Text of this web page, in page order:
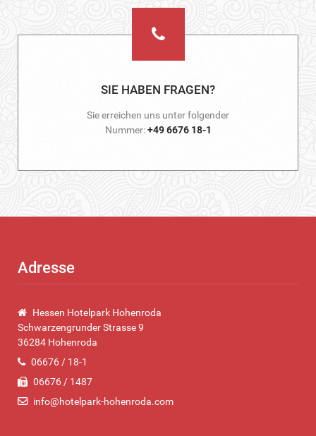
SIE HABEN FRAGEN?
Sie erreichen uns unter folgender
Nummer:+49 6676 18-1
Adresse
Hessen Hotelpark Hohenroda
Schwarzengrunder Strasse 9
36284 Hohenroda
06676 / 18-1
06676 / 1487
info@hotelpark-hohenroda.com